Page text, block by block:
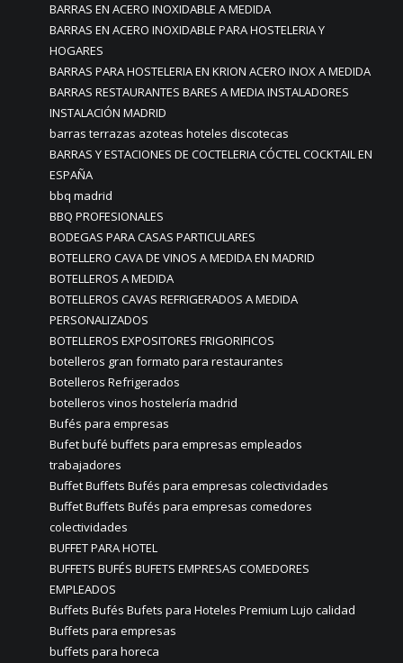
BARRAS EN ACERO INOXIDABLE A MEDIDA
BARRAS EN ACERO INOXIDABLE PARA HOSTELERIA Y
HOGARES
BARRAS PARA HOSTELERIA EN KRION ACERO INOX A MEDIDA
BARRAS RESTAURANTES BARES A MEDIA INSTALADORES
INSTALACIÓN MADRID
barras terrazas azoteas hoteles discotecas
BARRAS Y ESTACIONES DE COCTELERIA CÓCTEL COCKTAIL EN
ESPAÑA
bbq madrid
BBQ PROFESIONALES
BODEGAS PARA CASAS PARTICULARES
BOTELLERO CAVA DE VINOS A MEDIDA EN MADRID
BOTELLEROS A MEDIDA
BOTELLEROS CAVAS REFRIGERADOS A MEDIDA
PERSONALIZADOS
BOTELLEROS EXPOSITORES FRIGORIFICOS
botelleros gran formato para restaurantes
Botelleros Refrigerados
botelleros vinos hostelería madrid
Bufés para empresas
Bufet bufé buffets para empresas empleados
trabajadores
Buffet Buffets Bufés para empresas colectividades
Buffet Buffets Bufés para empresas comedores
colectividades
BUFFET PARA HOTEL
BUFFETS BUFÉS BUFETS EMPRESAS COMEDORES
EMPLEADOS
Buffets Bufés Bufets para Hoteles Premium Lujo calidad
Buffets para empresas
buffets para horeca